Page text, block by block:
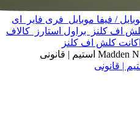
/ فیفا موبایل فری فایر
ای
اف کلنز براول استارز
کالاف
اکانت کلش اف کلنز